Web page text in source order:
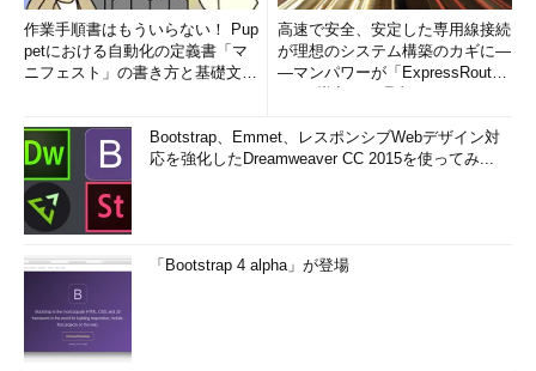
作業手順書はもういらない！ Pup
petにおける自動化の定義書「マ
ニフェスト」の書き方と基礎文法
高速で安全、安定した専用線接続
が理想のシステム構築のカギに―
―マンパワーが「ExpressRout
Bootstrap、Emmet、レスポンシブWebデザイン対
応を強化したDreamweaver CC 2015を使ってみ...
「Bootstrap 4 alpha」が登場